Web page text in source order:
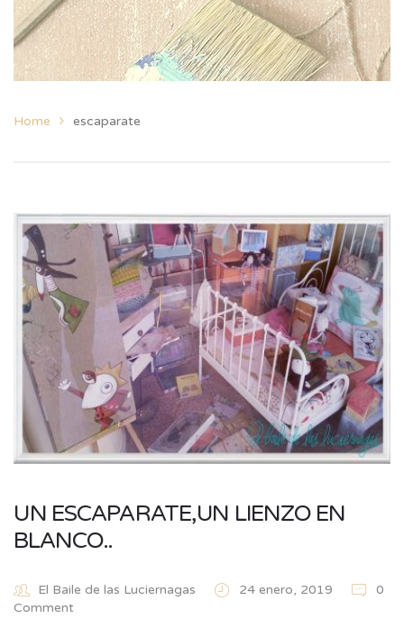
Home escaparate
UN ESCAPARATE,UN LIENZO EN
BLANCO..
El Baile de las Luciernagas 24 enero, 2019
0
Comment